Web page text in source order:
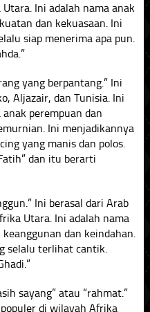
Ini adalah nama anak
dan kekuasaan. Ini
siap menerima apa pun.
yang berpantang.” Ini
Aljazair, dan Tunisia. Ini
perempuan dan
Ini menjadikannya
yang manis dan polos.
dan itu berarti
Ini berasal dari Arab
Utara. Ini adalah nama
dan keindahan.
selalu terlihat cantik.
sayang” atau “rahmat.”
di wilayah Afrika